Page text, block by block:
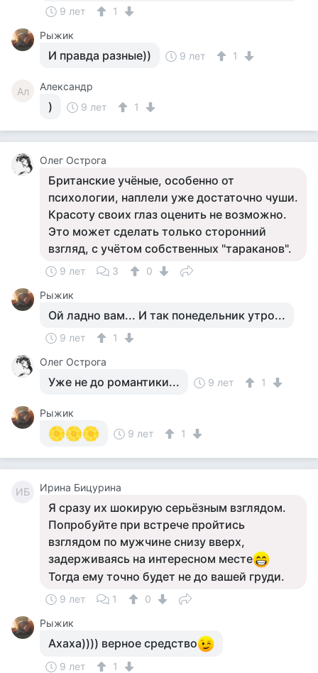
9 лет
1
Рыжик
И правда разные)) 9 лет 1
Ал Александр
) 9 лет 1
Олег Острога
Британские учёные, особенно от
психологии, наплели уже достаточно чуши.
Красоту своих глаз оценить не возможно.
Это может сделать только сторонний
взгляд, с учётом собственных "тараканов".
9 лет 3
0
Рыжик
Ой ладно вам... И так понедельник утро...
9 лет
1
Олег Острога
Уже не до романтики... 9 лет 1
Рыжик
9 лет
1
ИБ Ирина Бицурина
Я сразу их шокирую серьёзным взглядом.
Попробуйте при встрече пройтись
взглядом по мужчине снизу вверх,
задерживаясь на интересном месте
Тогда ему точно будет не до вашей груди.
9 лет 1
0
Рыжик
Ахаха)))) верное средство
9 лет 1